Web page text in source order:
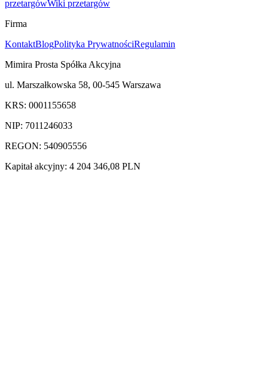
przetargówWiki przetargów
Firma
KontaktBlogPolityka PrywatnościRegulamin
Mimira Prosta Spółka Akcyjna
ul. Marszałkowska 58, 00-545 Warszawa
KRS: 0001155658
NIP: 7011246033
REGON: 540905556
Kapitał akcyjny: 4 204 346,08 PLN